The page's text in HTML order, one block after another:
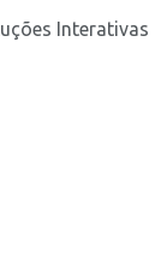
Interativas